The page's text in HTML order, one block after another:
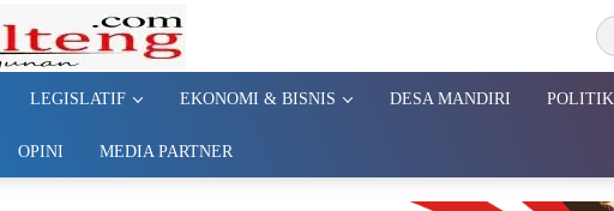
LEGISLATIF EKONOMI & BISNIS DESA MANDIRI POLITIK
OPINI MEDIA PARTNER